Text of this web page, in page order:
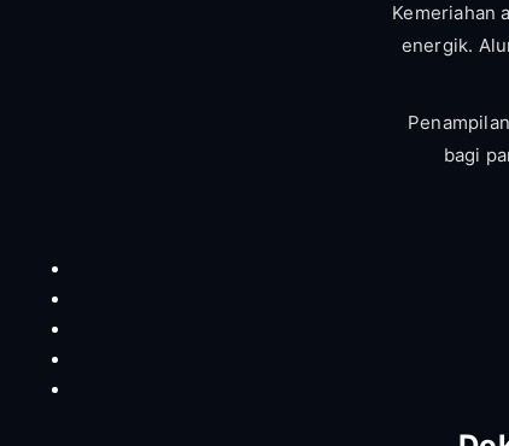
Kemeriahan
energik.
bagi